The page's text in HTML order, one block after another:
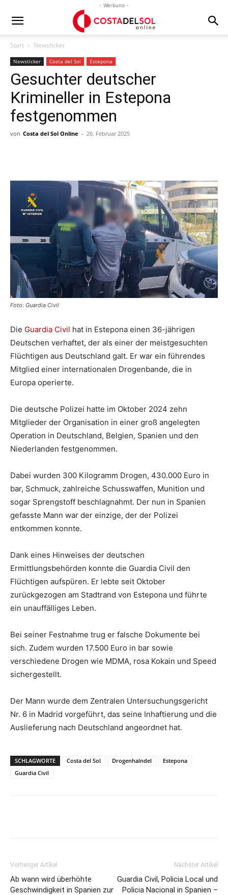
- Werbung -
Start Newsticker
Newsticker Costa del Sol Estepona
Gesuchter deutscher
Krimineller in Estepona
festgenommen
von Costa del Sol Online - 26. Februar 2025
Foto: Guardia Civil
Die Guardia Civil hat in Estepona einen 36-jährigen
Deutschen verhaftet, der als einer der meistgesuchten
Flüchtigen aus Deutschland galt. Er war ein führendes
Mitglied einer internationalen Drogenbande, die in
Europa operierte.
Die deutsche Polizei hatte im Oktober 2024 zehn
Mitglieder der Organisation in einer groß angelegten
Operation in Deutschland, Belgien, Spanien und den
Niederlanden festgenommen.
Dabei wurden 300 Kilogramm Drogen, 430.000 Euro in
bar, Schmuck, zahlreiche Schusswaffen, Munition und
sogar Sprengstoff beschlagnahmt. Der nun in Spanien
gefasste Mann war der einzige, der der Polizei
entkommen konnte.
Dank eines Hinweises der deutschen
Ermittlungsbehörden konnte die Guardia Civil den
Flüchtigen aufspüren. Er lebte seit Oktober
zurückgezogen am Stadtrand von Estepona und führte
ein unauffälliges Leben.
Bei seiner Festnahme trug er falsche Dokumente bei
sich. Zudem wurden 17.500 Euro in bar sowie
verschiedene Drogen wie MDMA, rosa Kokain und Speed
sichergestellt.
Der Mann wurde dem Zentralen Untersuchungsgericht
Nr. 6 in Madrid vorgeführt, das seine Inhaftierung und die
Auslieferung nach Deutschland angeordnet hat.
SCHLAGWORTE Costa del Sol Drogenhalndel
Estepona
Guardia Civil
Vorheriger Artikel
Ab wann wird überhöhte
Geschwindigkeit in Spanien zur
Nächster Artikel
Guardia Civil, Policia Local und
Policia Nacional in Spanien –